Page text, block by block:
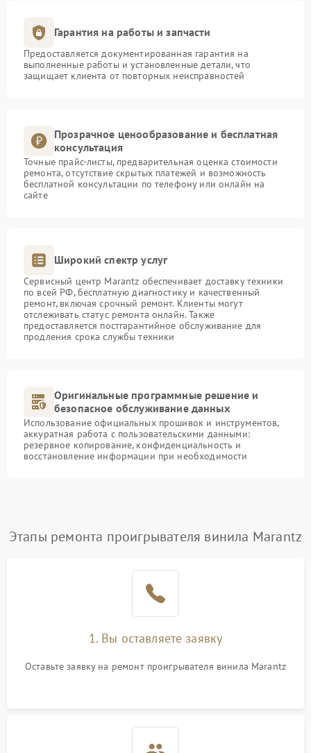
Гарантия на работы и запчасти
Предоставляется документированная гарантия на
выполненные работы и установленные детали, что
защищает клиента от повторных неисправностей
Прозрачное ценообразование и бесплатная
консультация
Точные прайс-листы, предварительная оценка стоимости
ремонта, отсутствие скрытых платежей и возможность
бесплатной консультации по телефону или онлайн на
сайте
Широкий спектр услуг
Сервисный центр Marantz обеспечивает доставку техники
по всей РФ, бесплатную диагностику и качественный
ремонт, включая срочный ремонт. Клиенты могут
отслеживать статус ремонта онлайн. Также
предоставляется постгарантийное обслуживание для
продления срока службы техники
Оригинальные программные решение и
безопасное обслуживание данных
Использование официальных прошивок и инструментов,
аккуратная работа с пользовательскими данными:
резервное копирование, конфиденциальность и
восстановление информации при необходимости
Этапы ремонта проигрывателя винила Marantz
1. Вы оставляете заявку
Оставьте заявку на ремонт проигрывателя винила Marantz